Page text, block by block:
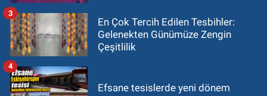
En Çok Tercih Edilen Tesbihler:
Gelenekten Günümüze Zengin
Çeşitlilik
3
Efsane tesislerde yeni dönem
4